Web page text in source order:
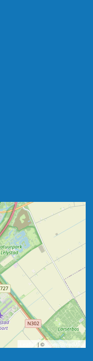
| © OpenStreetMap